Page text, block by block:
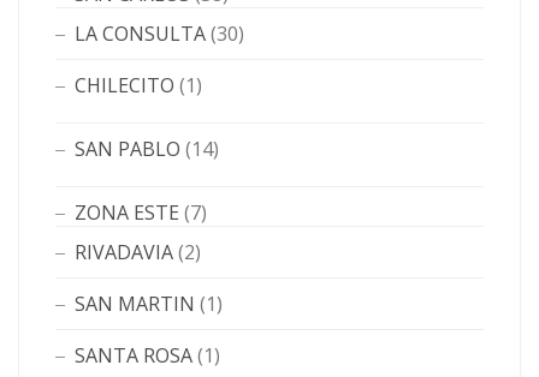
LA CONSULTA(30)
CHILECITO (1)
SAN PABLO (14)
ZONA ESTE (7)
RIVADAVIA(2)
SAN MARTIN (1)
SANTA ROSA(1)